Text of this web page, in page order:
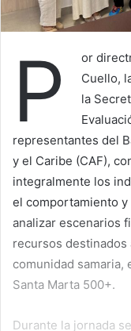
P
or
Cuello,
la
representantes del
y el Caribe (CAF),
integralmente los
el comportamiento
analizar escenarios
recursos
comunidad samaria,
Santa Marta 500+.
Durante la jornada